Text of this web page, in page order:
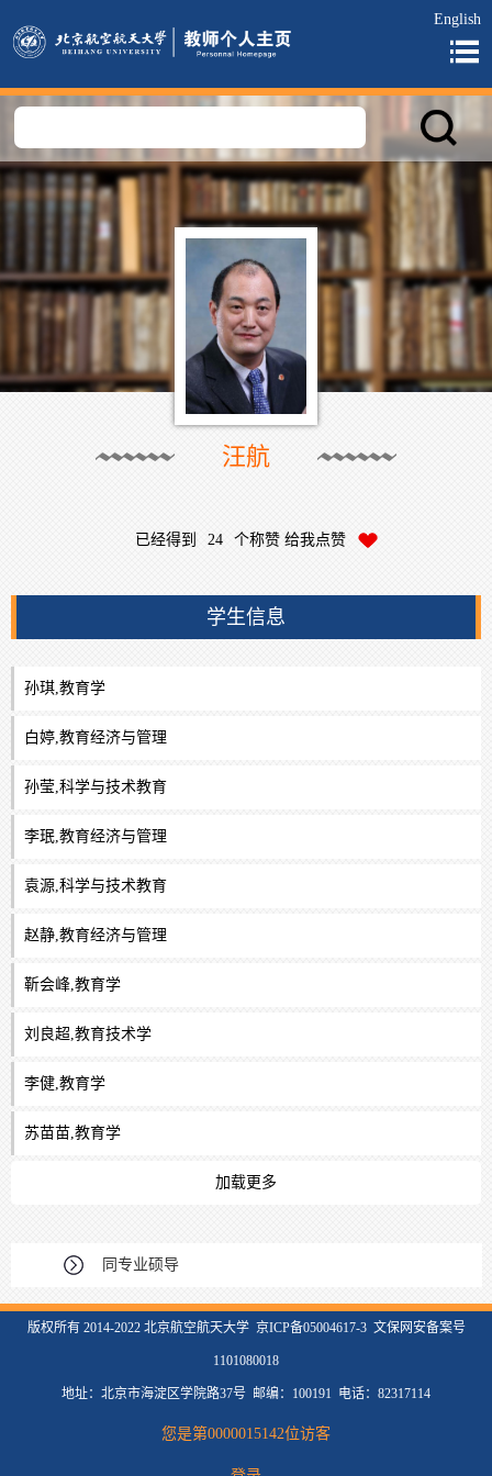
English
汪航
已经得到 24 个称赞 给我点赞
学生信息
孙琪,教育学
白婷,教育经济与管理
孙莹,科学与技术教育
李珉,教育经济与管理
袁源,科学与技术教育
赵静,教育经济与管理
靳会峰,教育学
刘良超,教育技术学
李健,教育学
苏苗苗,教育学
加载更多
同专业硕导
版权所有 2014-2022 北京航空航天大学 京ICP备05004617-3 文保网安备案号
1101080018
地址：北京市海淀区学院路37号 邮编：100191 电话：82317114
您是第0000015142位访客